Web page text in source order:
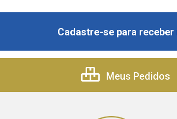
Cadastre-se para
Meus Pedidos